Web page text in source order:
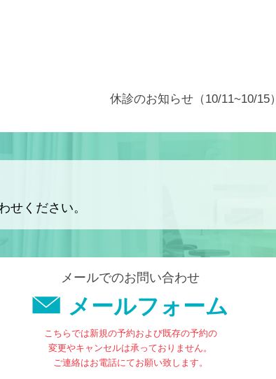
休診のお知らせ（10/11~10/15）
せください。
メールでのお問い合わせ
メールフォーム
こちらでは新規の予約および既存の予約の
変更やキャンセルは承っておりません。
ご連絡はお電話にてお願い致します。